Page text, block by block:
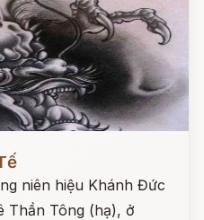
niên hiệu Khánh Đức
Thần Tông (hạ), ở